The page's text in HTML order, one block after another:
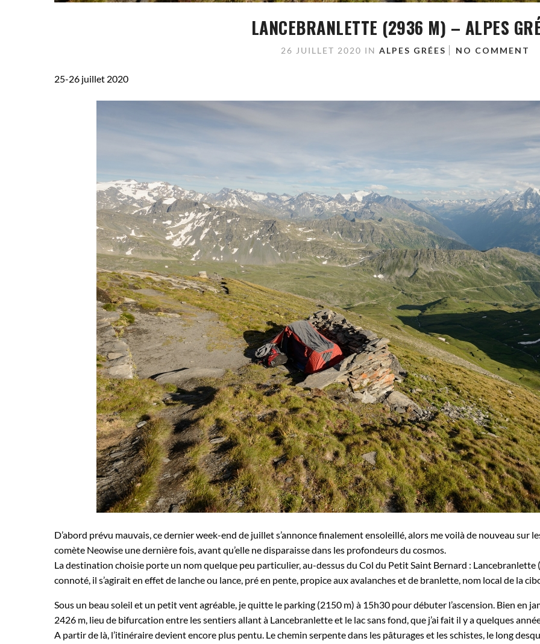
LANCEBRANLETTE (2936 M) – ALPES
26 JUILLET 2020 IN ALPES GRÉES NO COMMENT
25-26 juillet 2020
D’abord prévu mauvais, ce dernier week-end de juillet s’annonce finalement ensoleillé, alors me voilà de nouveau
comète Neowise une dernière fois, avant qu’elle ne disparaisse dans les profondeurs du cosmos.
La destination choisie porte un nom quelque peu particulier, au-dessus du Col du Petit Saint Bernard : Lancebranlette
connoté, il s’agirait en effet de lanche ou lance, pré en pente, propice aux avalanches et de branlette, nom local de la
Sous un beau soleil et un petit vent agréable, je quitte le parking (2150 m) à 15h30 pour débuter l’ascension. Bien en
2426 m, lieu de bifurcation entre les sentiers allant à Lancebranlette et le lac sans fond, que j’ai fait il y a quelques
A partir de là, l’itinéraire devient encore plus pentu. Le chemin serpente dans les pâturages et les schistes, le long